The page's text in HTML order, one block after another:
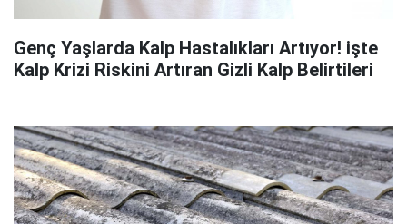
Genç Yaşlarda Kalp Hastalıkları Artıyor! işte
Kalp Krizi Riskini Artıran Gizli Kalp Belirtileri